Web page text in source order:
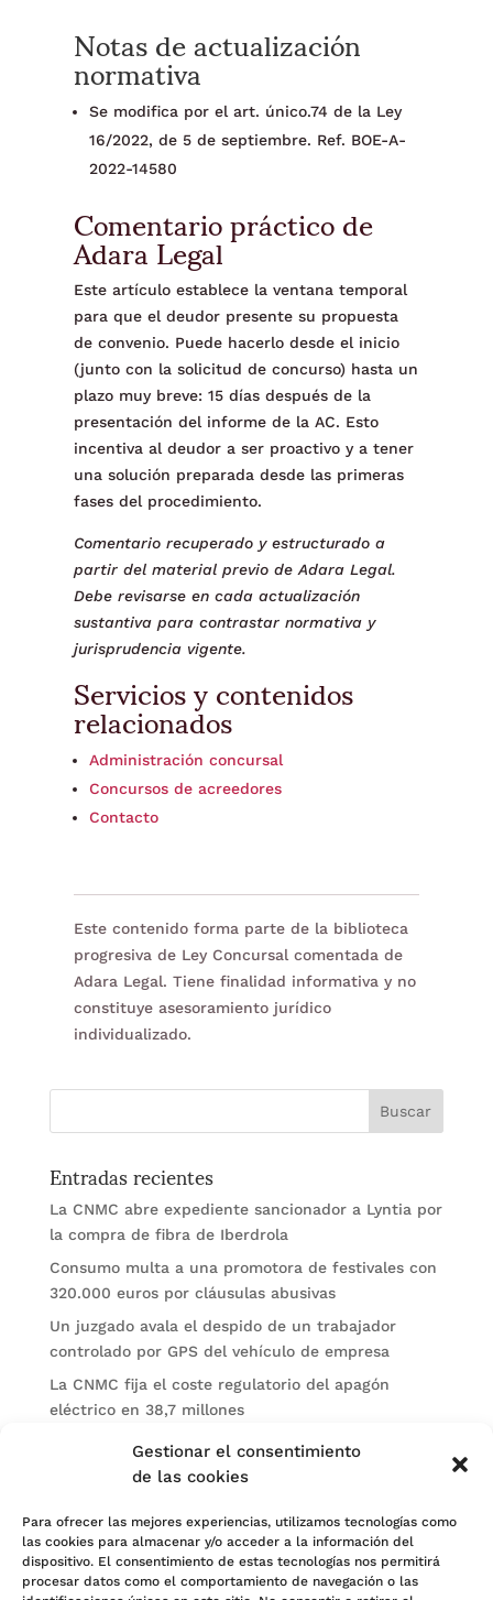
Gestionar el consentimiento
de las cookies
Para ofrecer las mejores experiencias, utilizamos tecnologías como
las cookies para almacenar y/o acceder a la información del
dispositivo. El consentimiento de estas tecnologías nos permitirá
procesar datos como el comportamiento de navegación o las
Notas de actualización
normativa
Se modifica por el art. único.74 de la Ley
16/2022, de 5 de septiembre. Ref. BOE-A-
2022-14580
Comentario práctico de
Adara Legal
Este artículo establece la ventana temporal
para que el deudor presente su propuesta
de convenio. Puede hacerlo desde el inicio
(junto con la solicitud de concurso) hasta un
plazo muy breve: 15 días después de la
presentación del informe de la AC. Esto
incentiva al deudor a ser proactivo y a tener
una solución preparada desde las primeras
fases del procedimiento.
Comentario recuperado y estructurado a
partir del material previo de Adara Legal.
Debe revisarse en cada actualización
sustantiva para contrastar normativa y
jurisprudencia vigente.
Servicios y contenidos
relacionados
Administración concursal
Concursos de acreedores
Contacto
Este contenido forma parte de la biblioteca
progresiva de Ley Concursal comentada de
Adara Legal. Tiene finalidad informativa y no
constituye asesoramiento jurídico
individualizado.
Entradas recientes
La CNMC abre expediente sancionador a Lyntia por
la compra de fibra de Iberdrola
Consumo multa a una promotora de festivales con
320.000 euros por cláusulas abusivas
Un juzgado avala el despido de un trabajador
controlado por GPS del vehículo de empresa
La CNMC fija el coste regulatorio del apagón
eléctrico en 38,7 millones
El BOE publica sanciones de la CNMV a Soltec y
Categorías
Actualidad
Noticias Jurídicas